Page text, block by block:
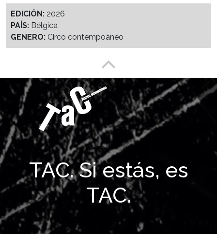
EDICIÓN: 2026
PAÍS: Bélgica
GENERO: Circo contempoáneo
TAC. Si estás, es
TAC.